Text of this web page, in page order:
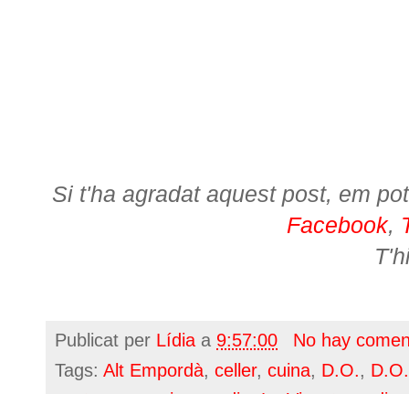
Si t'ha agradat aquest post, em
Facebook,
Publicat per Lídia a 9:57:00
No hay
Tags: Alt Empordà, celler, cuina, D.O.,